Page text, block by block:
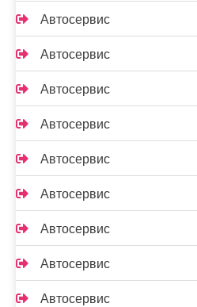
Автосервис
Автосервис
Автосервис
Автосервис
Автосервис
Автосервис
Автосервис
Автосервис
Автосервис